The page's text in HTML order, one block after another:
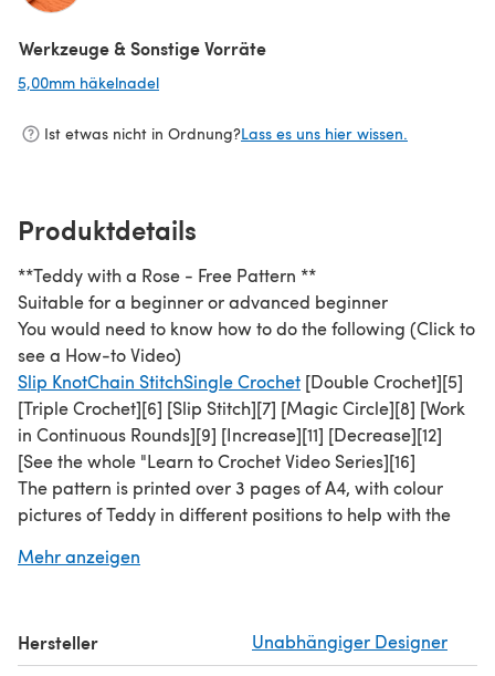
Werkzeuge & Sonstige Vorräte
5,00mm häkelnadel
Ist etwas nicht in Ordnung?Lass es uns hier wissen.
Produktdetails
**Teddy with a Rose - Free Pattern **
Suitable for a beginner or advanced beginner
You would need to know how to do the following (Click to
see a How-to Video)
Slip KnotChain StitchSingle Crochet [Double Crochet][5]
[Triple Crochet][6] [Slip Stitch][7] [Magic Circle][8] [Work
in Continuous Rounds][9] [Increase][11] [Decrease][12]
[See the whole "Learn to Crochet Video Series][16]
The pattern is printed over 3 pages of A4, with colour
pictures of Teddy in different positions to help with the
Materials used in Model:
Fiberfill Stuffing Yarn/Tapestry Needle for sewing
Mehr anzeigen
Hersteller Unabhängiger Designer